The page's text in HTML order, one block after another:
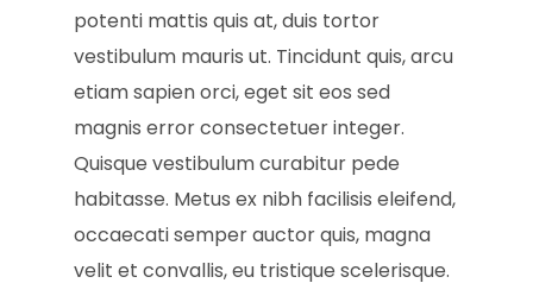
potenti mattis quis at, duis tortor
vestibulum mauris ut. Tincidunt quis, arcu
etiam sapien orci, eget sit eos sed
magnis error consectetuer integer.
Quisque vestibulum curabitur pede
habitasse. Metus ex nibh facilisis eleifend,
occaecati semper auctor quis, magna
velit et convallis, eu tristique scelerisque.